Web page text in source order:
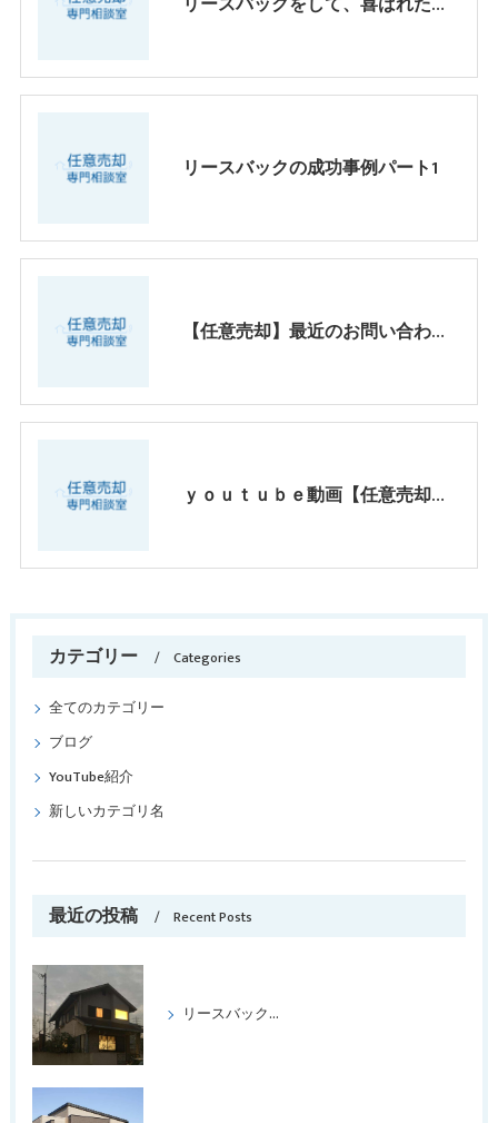
リースバックの成功事例パート1
【任意売却】最近のお問い合わせ傾向パート2
ｙｏｕｔｕｂｅ動画【任意売却、お客様心の叫び！違法オーバーローンの実態】
カテゴリー Categories
全てのカテゴリー
ブログ
YouTube紹介
新しいカテゴリ名
最近の投稿 Recent Posts
リースバックをして喜ばれたケース パートⅢ